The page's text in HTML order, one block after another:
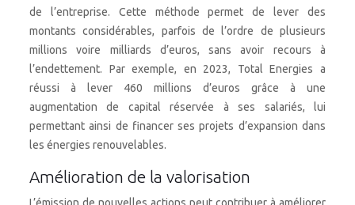
de l’entreprise. Cette méthode permet de lever des
montants considérables, parfois de l’ordre de plusieurs
millions voire milliards d’euros, sans avoir recours à
l’endettement. Par exemple, en 2023, Total Energies a
réussi à lever 460 millions d’euros grâce à une
augmentation de capital réservée à ses salariés, lui
permettant ainsi de financer ses projets d’expansion dans
les énergies renouvelables.
Amélioration de la valorisation